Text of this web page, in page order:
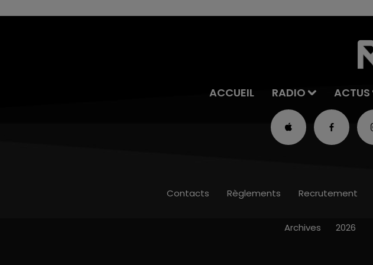
ACCUEIL RADIO ACTUS
Contacts Règlements Recrutement
Archives 2026